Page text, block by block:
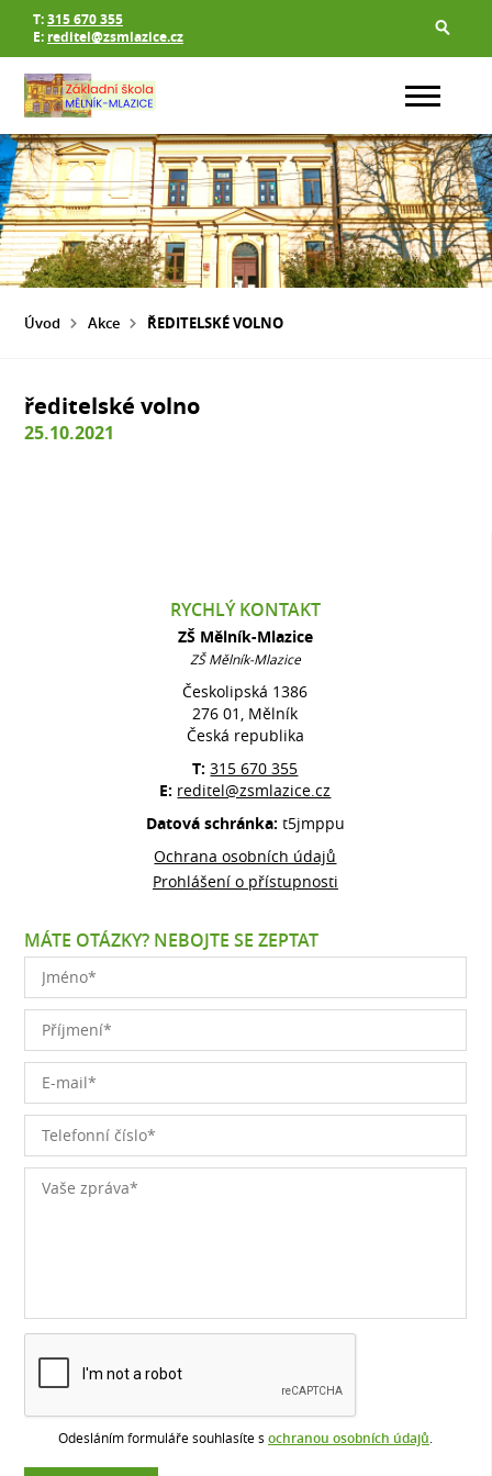
T:315 670 355
E: reditel@zsmlazice.cz
Úvod Akce ŘEDITELSKÉ VOLNO
ředitelské volno
25.10.2021
RYCHLÝ KONTAKT
ZŠ Mělník-Mlazice
ZŠ Mělník-Mlazice
Českolipská 1386
276 01, Mělník
Česká republika
T:315 670 355
E: reditel@zsmlazice.cz
Datová schránka: t5jmppu
Ochrana osobních údajů
Prohlášení o přístupnosti
MÁTE OTÁZKY? NEBOJTE SE ZEPTAT
Odesláním formuláře souhlasíte s ochranou osobních údajů